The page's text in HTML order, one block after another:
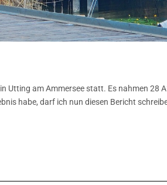
am Ammersee statt. Es nahmen 28
habe, darf ich nun diesen Bericht